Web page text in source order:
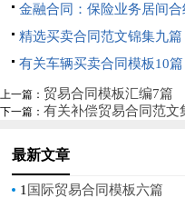
金融合同：保险业务居间合
精选买卖合同范文锦集九篇
有关车辆买卖合同模板10篇
上一篇： 贸易合同模板汇编7篇
下一篇： 有关补偿贸易合同范文
最新文章
1 国际贸易合同模板六篇